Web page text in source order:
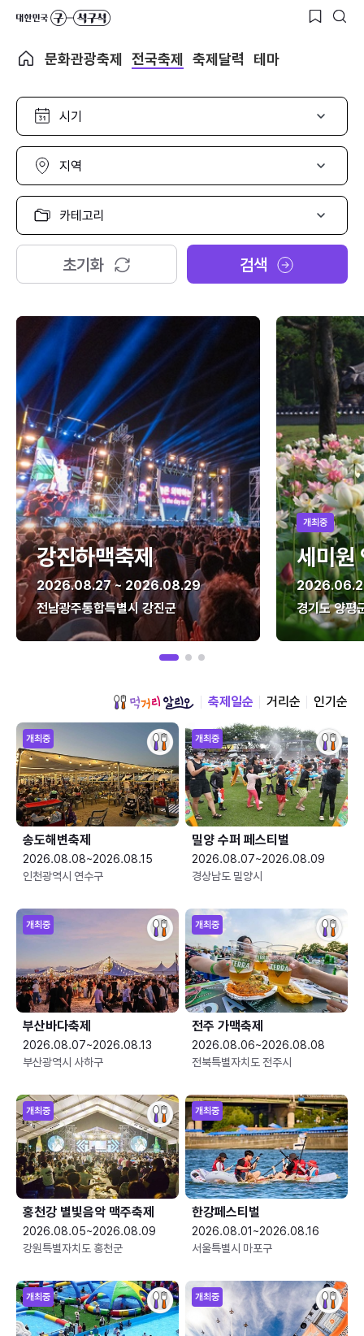
문화관광축제 전국축제 축제달력 테마
시
선
택
지
선
택
카
고
리
택
초기화 검색
강진하맥축제
2026.08.27 ~ 2026.08.29
전남광주통합특별시 강진군
개최중
세미원
경기도 양평
축제일순 거리순 인기순
개최중
송도해변축제
2026.08.08~2026.08.15
인천광역시 연수구
개최중
밀양 수퍼 페스티벌
2026.08.07~2026.08.09
경상남도 밀양시
개최중
부산바다축제
2026.08.07~2026.08.13
부산광역시 사하구
개최중
전주 가맥축제
2026.08.06~2026.08.08
전북특별자치도 전주시
개최중
홍천강 별빛음악 맥주축제
2026.08.05~2026.08.09
강원특별자치도 홍천군
개최중
한강페스티벌
2026.08.01~2026.08.16
서울특별시 마포구
개최중 개최중